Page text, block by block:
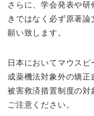
さらに、学会発表や研
きではなく必ず原著
願い致します。
日本においてマウス
成薬機法対象外の矯正
被害救済措置制度の
ご注意ください。